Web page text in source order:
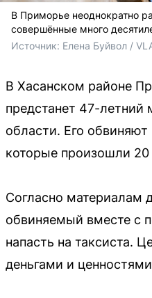
В Приморье неоднократно
совершённые много
Источник: Елена Буйвол /
В Хасанском районе
предстанет 47-летний
области. Его
которые произошли 20
Согласно материалам
обвиняемый вместе с
напасть на таксиста.
деньгами и